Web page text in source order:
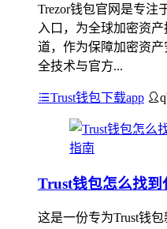
Trezor钱包官网是专注
入口，为全球加密资
道，作为保障加密资
全技术与官方...
Trust钱包下载app
Trust钱包怎么找
这是一份专为Trust钱